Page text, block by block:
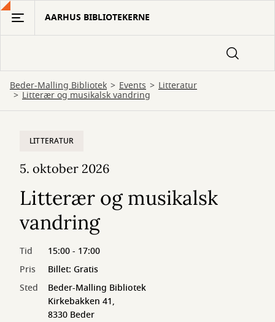
Gå
hovedindhold
AARHUS BIBLIOTEKERNE
Beder-Malling Bibliotek Events Litteratur
Litterær og musikalsk vandring
LITTERATUR
5. oktober 2026
Litterær og musikalsk
vandring
Tid
15:00 - 17:00
Pris
Billet: Gratis
Sted
Beder-Malling Bibliotek
Kirkebakken 41,
8330 Beder